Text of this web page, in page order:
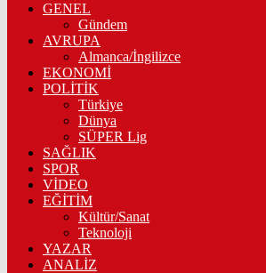
GENEL
Gündem
AVRUPA
Almanca/İngilizce
EKONOMİ
POLİTİK
Türkiye
Dünya
SÜPER Lig
SAĞLIK
SPOR
VİDEO
EĞİTİM
Kültür/Sanat
Teknoloji
YAZAR
ANALİZ